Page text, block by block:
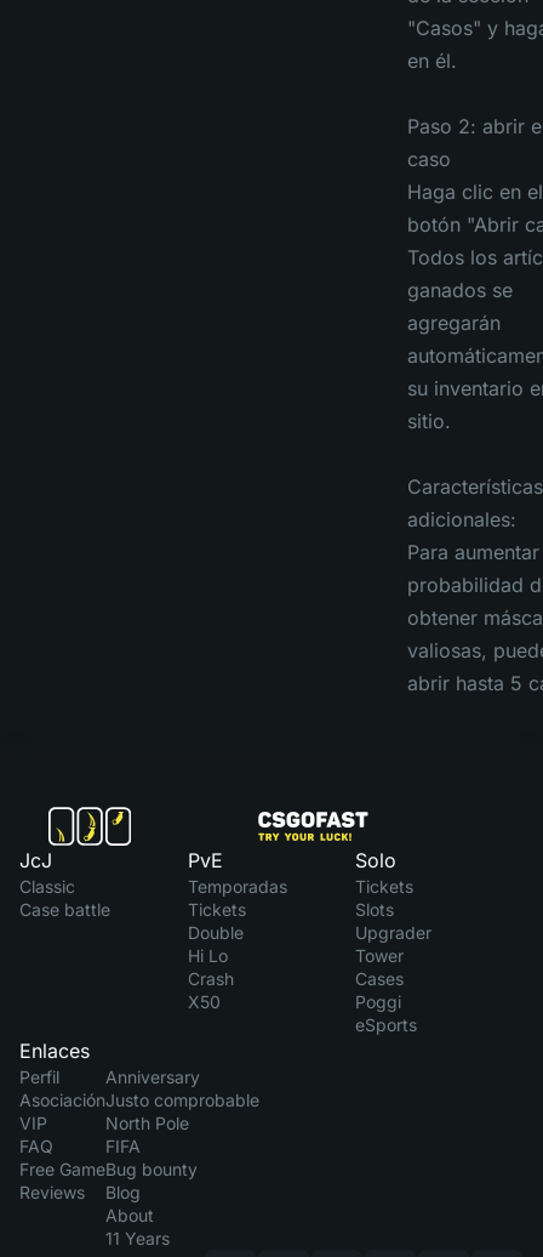
"Casos" y
en él.
Paso 2: abrir
caso
Haga clic en el
botón "Abrir
Todos los
ganados se
agregarán
su inventario
sitio.
Características
adicionales:
Para
probabilidad
obtener
valiosas,
abrir hasta 5
JcJ
Classic
Case battle
PvE
Temporadas
Tickets
Double
Hi Lo
Crash
X50
Solo
Tickets
Slots
Upgrader
Tower
Cases
Poggi
eSports
Enlaces
Perfil
Asociación
VIP
FAQ
Free Game
Reviews
Anniversary
Justo comprobable
North Pole
FIFA
Bug bounty
Blog
About
11 Years